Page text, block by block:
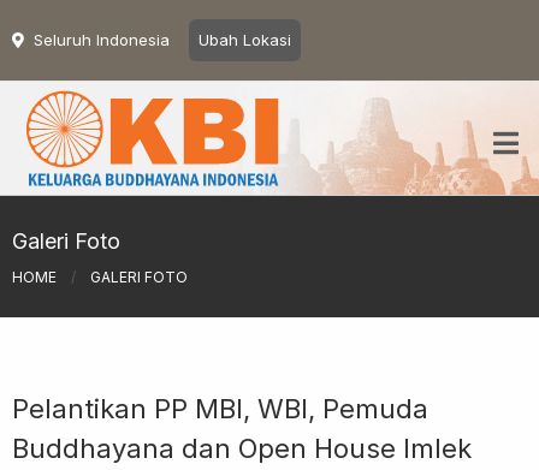
Seluruh Indonesia Ubah Lokasi
Galeri Foto
HOME / GALERI FOTO
Pelantikan PP MBI, WBI, Pemuda
Buddhayana dan Open House Imlek